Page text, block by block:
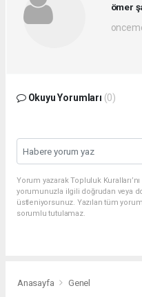
ömer
Okuyu Yorumları (0)
Yorum yazarak Topluluk
yorumunuzla ilgili doğrudan veya
üstleniyorsunuz. Yazılan tüm
sorumlu tutulamaz.
Anasayfa Genel